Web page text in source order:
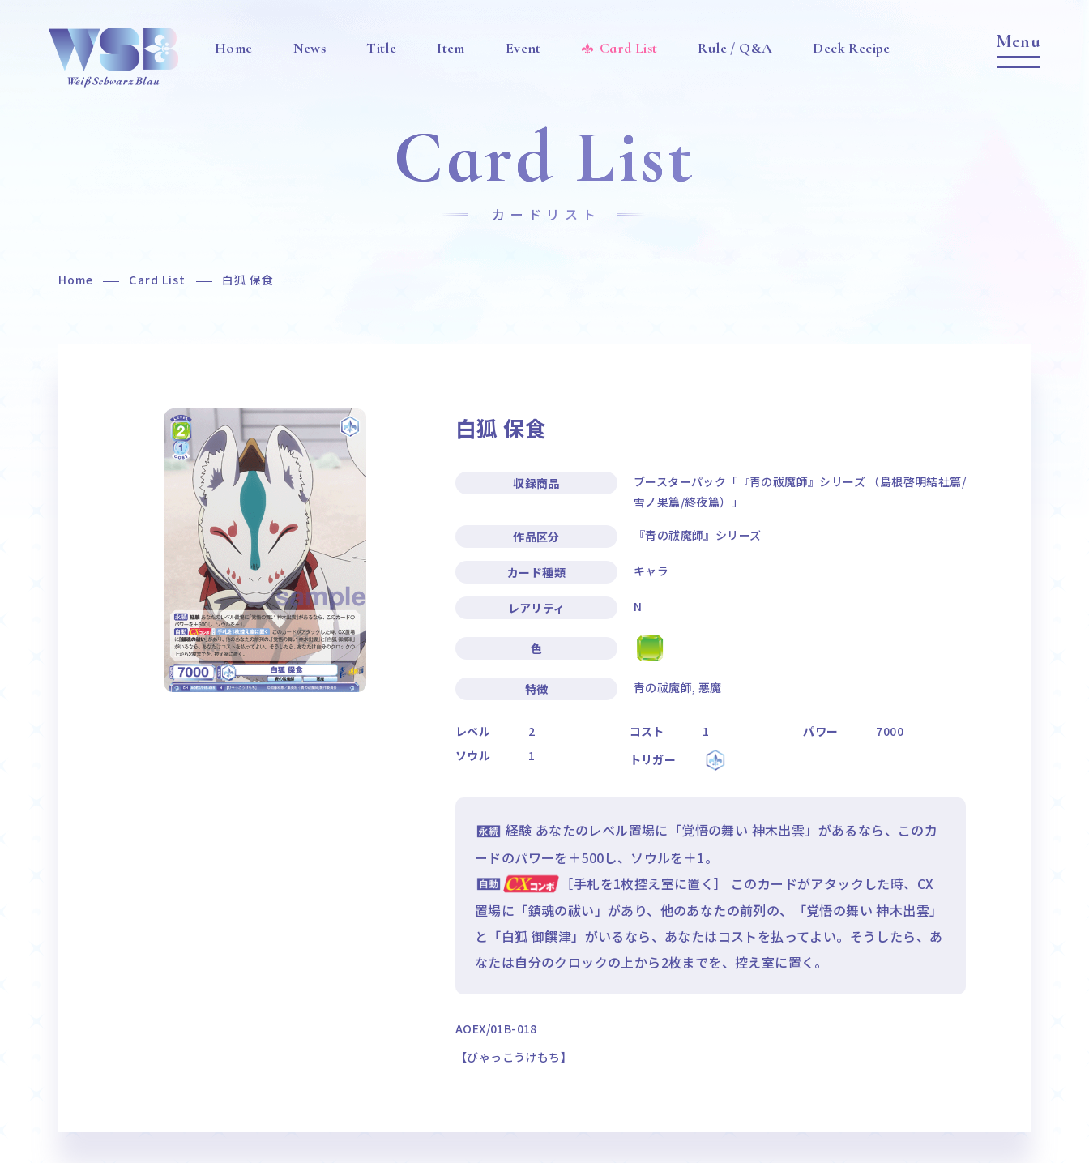
Home News Title Item Event Card List Rule / Q&A Deck Recipe
Event
イベント
Card List
Card List
カードリスト
Home Card List 白狐 保食
白狐 保食
収録商品
ブースターパック「『青の祓魔師』シリーズ （島根啓明結社篇/
雪ノ果篇/終夜篇）」
作品区分 『青の祓魔師』シリーズ
カード種類 キャラ
レアリティ N
色
特徴 青の祓魔師, 悪魔
レベル 2 コスト 1 パワー
7000
ソウル
1 トリガー
経験 あなたのレベル置場に「覚悟の舞い 神木出雲」があるなら、このカ
ードのパワーを＋500し、ソウルを＋1。
［手札を1枚控え室に置く］ このカードがアタックした時、CX
置場に「鎮魂の祓い」があり、他のあなたの前列の、「覚悟の舞い 神木出雲」
と「白狐 御饌津」がいるなら、あなたはコストを払ってよい。そうしたら、あ
なたは自分のクロックの上から2枚までを、控え室に置く。
AOEX/01B-018
【びゃっこうけもち】